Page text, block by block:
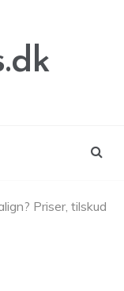
Priser, tilskud